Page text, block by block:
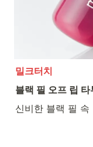
밀크터치
블랙 필 오프 립 타
신비한 블랙 필